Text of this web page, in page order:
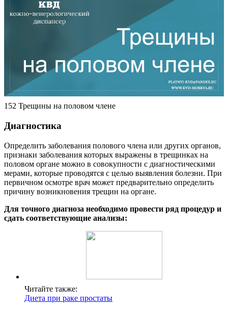
152 Трещины на половом члене
Диагностика
Определить заболевания полового члена или других органов,
признаки заболевания которых выражены в трещинках на
половом органе можно в совокупности с диагностическими
мерами, которые проводятся с целью выявления болезни. При
первичном осмотре врач может предварительно определить
причину возникновения трещин на органе.
Для точного диагноза необходимо провести ряд процедур и
сдать соответствующие анализы:
Читайте также:
Диета при раке простаты